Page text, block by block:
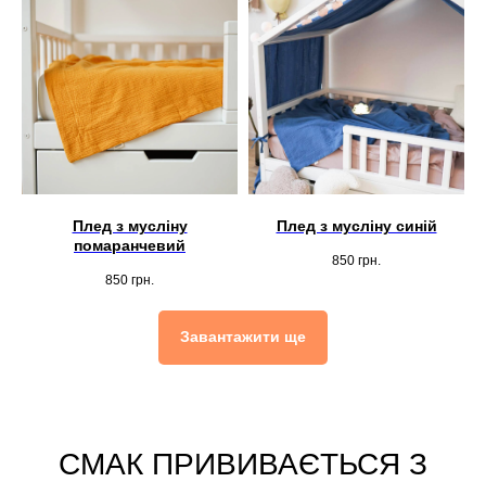
Плед з мусліну
помаранчевий
850 грн.
Плед з мусліну синій
850 грн.
Завантажити ще
СМАК ПРИВИВАЄТЬСЯ З